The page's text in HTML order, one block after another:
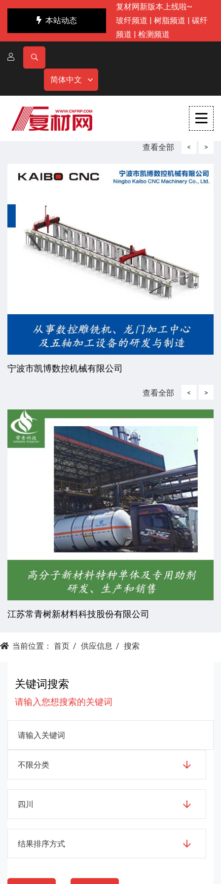
本站动态
复材网新版本上线啦~
玻纤频道 | 树脂频道 | 碳纤
频道 | 检测频道
简体中文
查看全部 <
宁波市凯博数控机械有限公司
>
查看全部 <
江苏常青树新材料科技股份有限公司
>
当前位置： 首页 供应信息 搜索
关键词搜索
请输入您想搜索的关键词
不限分类
四川
结果排序方式